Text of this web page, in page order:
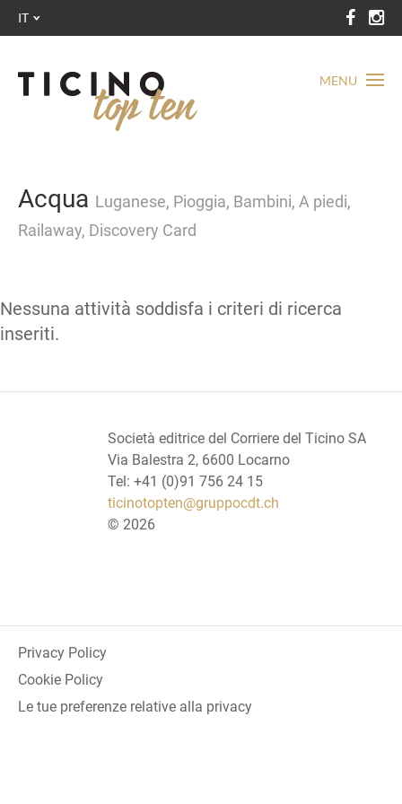
MENU
IT
Acqua Luganese, Pioggia, Bambini, A piedi,
Railaway, Discovery Card
Nessuna attività soddisfa i criteri di ricerca
inseriti.
Società editrice del Corriere del Ticino SA
Via Balestra 2, 6600 Locarno
Tel: +41 (0)91 756 24 15
ticinotopten@gruppocdt.ch
© 2026
Privacy Policy
Cookie Policy
Le tue preferenze relative alla privacy